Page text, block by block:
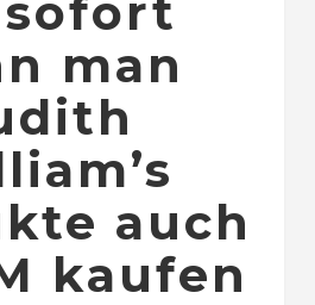
man
auch
kaufen